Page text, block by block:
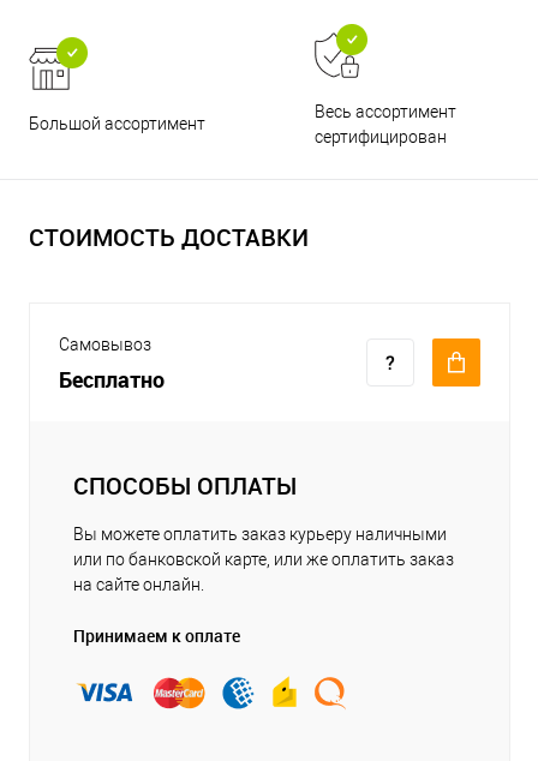
Большой ассортимент
Весь ассортимент
сертифицирован
СТОИМОСТЬ ДОСТАВКИ
Самовывоз
Бесплатно
СПОСОБЫ ОПЛАТЫ
Вы можете оплатить заказ курьеру наличными
или по банковской карте, или же оплатить заказ
на сайте онлайн.
Принимаем к оплате